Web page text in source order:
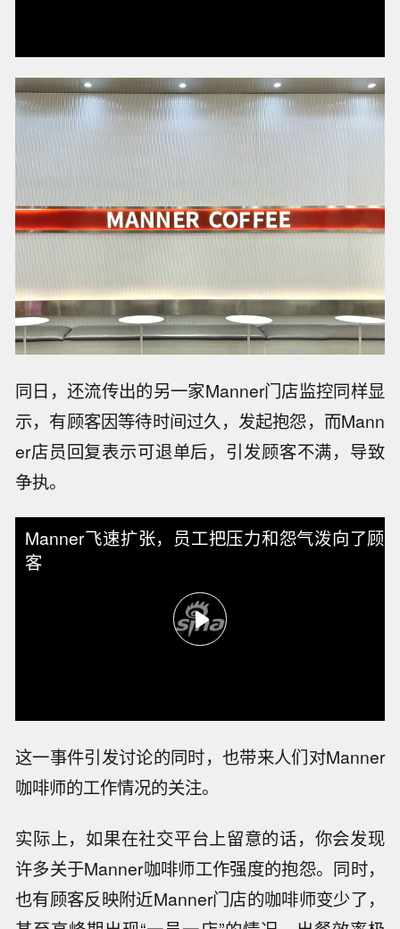
同日，还流传出的另一家Manner门店监控同样显
示，有顾客因等待时间过久，发起抱怨，而Mann
er店员回复表示可退单后，引发顾客不满，导致
争执。
Manner飞速扩张，员工把压力和怨气泼向了顾
客
这一事件引发讨论的同时，也带来人们对Manner
咖啡师的工作情况的关注。
实际上，如果在社交平台上留意的话，你会发现
许多关于Manner咖啡师工作强度的抱怨。同时，
也有顾客反映附近Manner门店的咖啡师变少了，